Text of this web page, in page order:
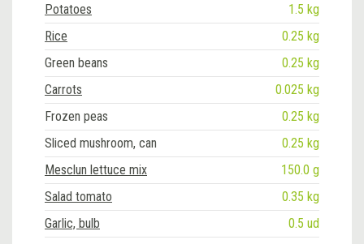
Potatoes
1.5 kg
Rice
0.25 kg
Green beans
0.25 kg
Carrots
0.025 kg
Frozen peas
0.25 kg
Sliced mushroom, can
0.25 kg
Mesclun lettuce mix
150.0 g
Salad tomato
0.35 kg
Garlic, bulb
0.5 ud